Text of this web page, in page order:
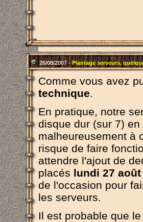
26/08/2007 -Plantage serveurs,
Comme vous avez
technique.
En pratique, notre
disque dur (sur 7)
malheureusement à
risque de faire
attendre l'ajout de
placés lundi 27
de l'occasion pour
les serveurs.
Il est probable que